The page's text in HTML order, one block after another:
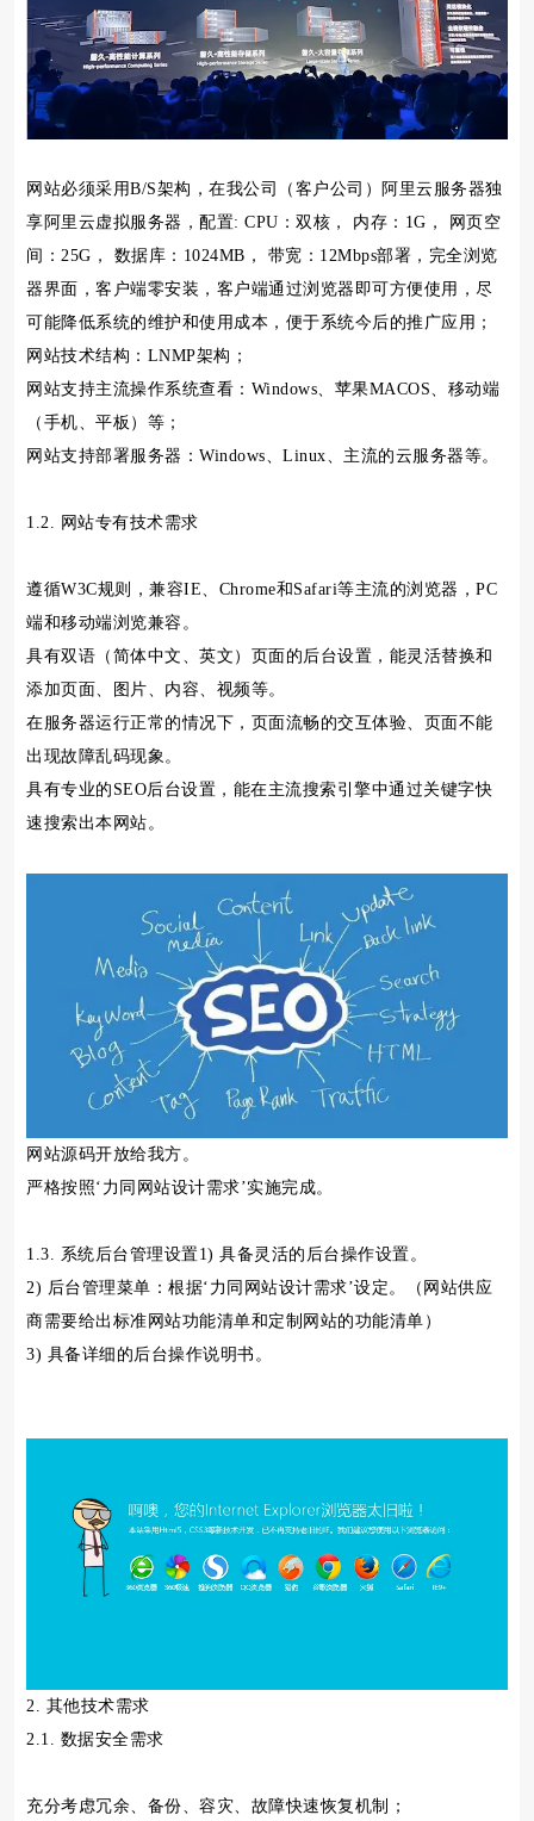
网站必须采用B/S架构，在我公司（客户公司）阿里云服务器独
享阿里云虚拟服务器，配置: CPU：双核， 内存：1G， 网页空
间：25G， 数据库：1024MB， 带宽：12Mbps部署，完全浏览
器界面，客户端零安装，客户端通过浏览器即可方便使用，尽
可能降低系统的维护和使用成本，便于系统今后的推广应用；
网站技术结构：LNMP架构；
网站支持主流操作系统查看：Windows、苹果MACOS、移动端
（手机、平板）等；
网站支持部署服务器：Windows、Linux、主流的云服务器等。
1.2. 网站专有技术需求
遵循W3C规则，兼容IE、Chrome和Safari等主流的浏览器，PC
端和移动端浏览兼容。
具有双语（简体中文、英文）页面的后台设置，能灵活替换和
添加页面、图片、内容、视频等。
在服务器运行正常的情况下，页面流畅的交互体验、页面不能
出现故障乱码现象。
具有专业的SEO后台设置，能在主流搜索引擎中通过关键字快
速搜索出本网站。
网站源码开放给我方。
严格按照‘力同网站设计需求’实施完成。
1.3. 系统后台管理设置1) 具备灵活的后台操作设置。
2) 后台管理菜单：根据‘力同网站设计需求’设定。（网站供应
商需要给出标准网站功能清单和定制网站的功能清单）
3) 具备详细的后台操作说明书。
2. 其他技术需求
2.1. 数据安全需求
充分考虑冗余、备份、容灾、故障快速恢复机制；